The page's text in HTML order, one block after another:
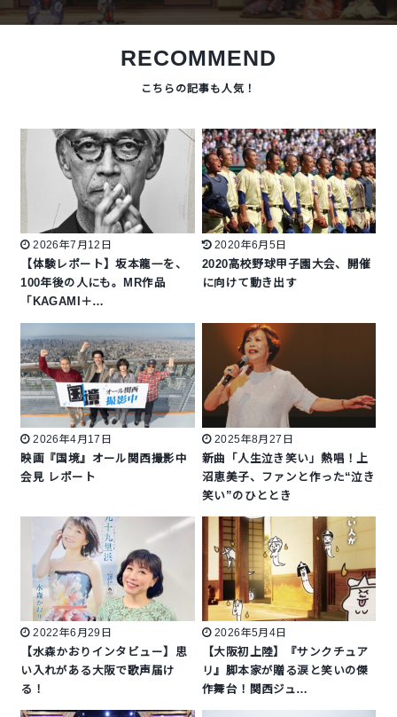
RECOMMEND
2026年7月12日
【体験レポート】坂本龍一を、
100年後の人にも。MR作品
「KAGAMI＋…
2020年6月5日
2020高校野球甲子園大会、開催
に向けて動き出す
2026年4月17日
映画『国境』オール関西撮影中
会見 レポート
2025年8月27日
新曲「人生泣き笑い」熱唱！上
沼恵美子、ファンと作った“泣き
笑い”のひととき
2022年6月29日
【水森かおりインタビュー】思
い入れがある大阪で歌声届け
る！
2026年5月4日
【大阪初上陸】『サンクチュア
リ』脚本家が贈る涙と笑いの傑
作舞台！関西ジュ…